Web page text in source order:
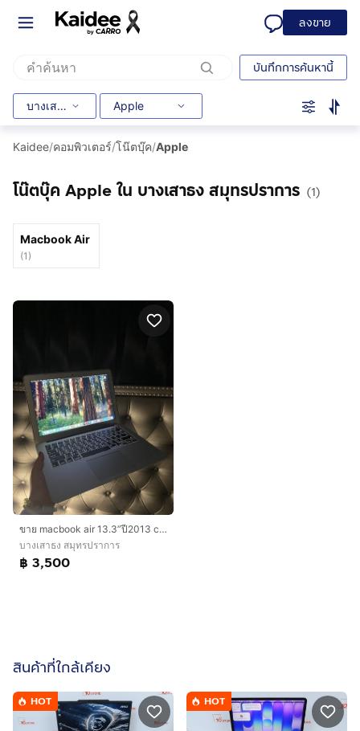
ลงขาย
บันทึกการค้นหานี้
บางเสาธง Apple
Kaidee/คอมพิวเตอร์/โน๊ตบุ๊ค/Apple
โน๊ตบุ๊ค Apple ใน บางเสาธง สมุทรปราการ (1)
Macbook Air
(1 )
ขาย macbook air 13.3”ปี2013 cpu i5 ssd 128 แรม4gbเพิ่งเปลี่ยนแบตให้ใหม่ด้วย คุ้มๆ ขาย 3,500
บางเสาธง สมุทรปราการ
฿ 3,500
สินค้าที่ใกล้เคียง
HOT HOT